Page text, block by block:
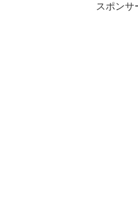
スポンサ